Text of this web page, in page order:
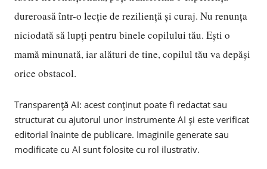
dureroasă într-o lecție de reziliență și curaj. Nu renunța
niciodată să lupți pentru binele copilului tău. Ești o
mamă minunată, iar alături de tine, copilul tău va depăși
orice obstacol.
Transparență AI: acest conținut poate fi redactat sau
structurat cu ajutorul unor instrumente AI și este verificat
editorial înainte de publicare. Imaginile generate sau
modificate cu AI sunt folosite cu rol ilustrativ.